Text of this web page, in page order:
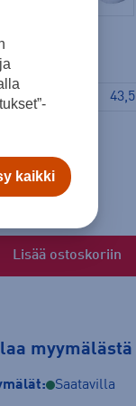
43,5
Lisää ostoskoriin
myymälästä
Saatavilla
kaikki